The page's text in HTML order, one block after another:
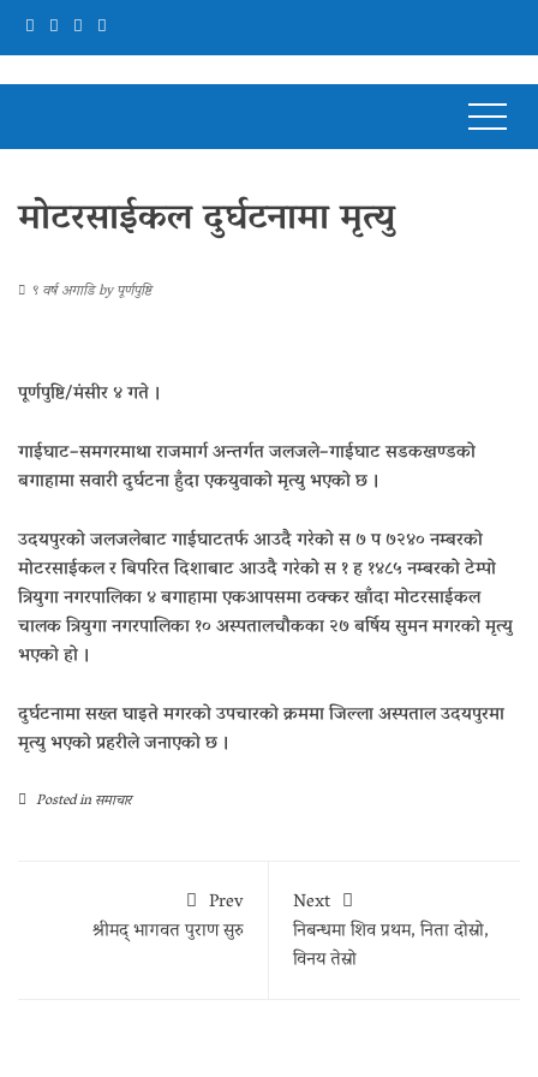
मोटरसाईकल दुर्घटनामा मृत्यु
९ वर्ष अगाडिbyपूर्णपुष्टि
पूर्णपुष्टि/मंसीर ४ गते ।
गाईघाट–समगरमाथा राजमार्ग अन्तर्गत जलजले–गाईघाट सडकखण्डको
बगाहामा सवारी दुर्घटना हुँदा एकयुवाको मृत्यु भएको छ ।
उदयपुरको जलजलेबाट गाईघाटतर्फ आउदै गरेको स ७ प ७२४० नम्बरको
मोटरसाईकल र बिपरित दिशाबाट आउदै गरेको स १ ह १४८५ नम्बरको टेम्पो
त्रियुगा नगरपालिका ४ बगाहामा एकआपसमा ठक्कर खाँदा मोटरसाईकल
चालक त्रियुगा नगरपालिका १० अस्पतालचौकका २७ बर्षिय सुमन मगरको मृत्यु
भएको हो ।
दुर्घटनामा सख्त घाइते मगरको उपचारको क्रममा जिल्ला अस्पताल उदयपुरमा
मृत्यु भएको प्रहरीले जनाएको छ ।
Posted inसमाचार
Prev
श्रीमद् भागवत पुराण सुरु
Next
निबन्धमा शिव प्रथम, निता दोस्रो,
विनय तेस्रो